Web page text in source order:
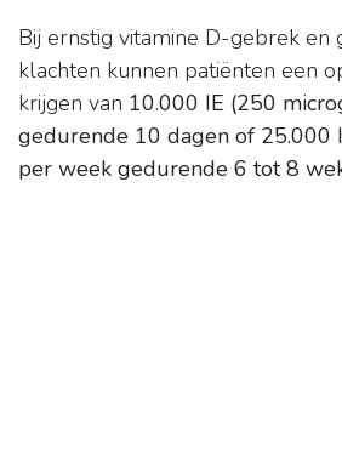
Bij ernstig vitamine D-gebrek en
klachten kunnen patiënten een
krijgen van 10.000 IE (250
gedurende 10 dagen of 25.000
per week gedurende 6 tot 8